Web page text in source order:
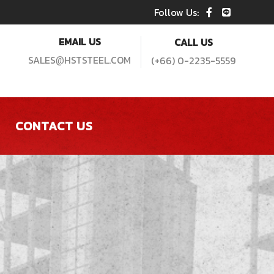
Follow Us:
EMAIL US
SALES@HSTSTEEL.COM
CALL US
(+66) 0-2235-5559
CONTACT US